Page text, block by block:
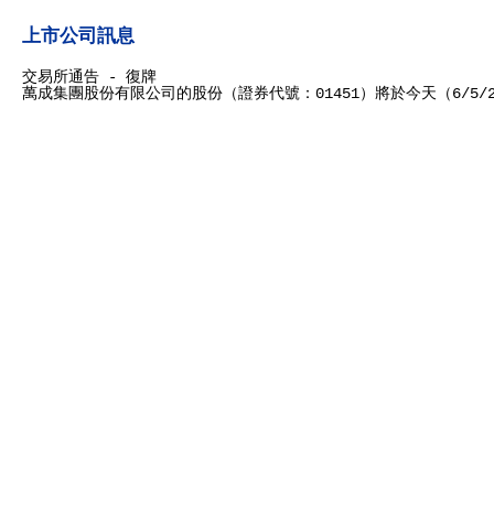
上市公司訊息
交易所通告 - 復牌
萬成集團股份有限公司的股份（證券代號：01451）將於今天（6/5/